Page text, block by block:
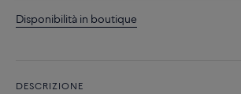
Disponibilità in boutique
DESCRIZIONE